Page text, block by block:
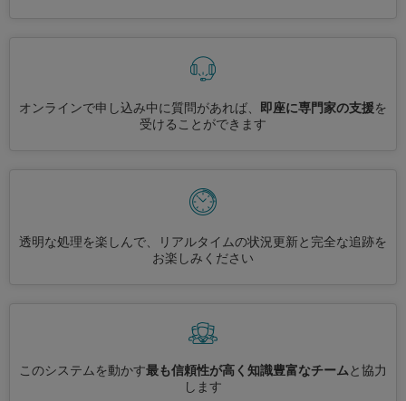
オンラインで申し込み中に質問があれば、 即座に専門家の支援を
受けることができます
透明な処理を楽しんで、リアルタイムの状況更新と完全な追跡を
お楽しみください
このシステムを動かす最も信頼性が高く知識豊富なチームと協力
します